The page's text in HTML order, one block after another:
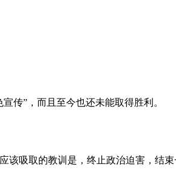
传”，而且至今也还未能取得胜利。
吸取的教训是，终止政治迫害，结